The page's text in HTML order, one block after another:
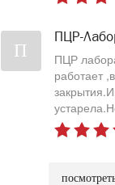
П
ПЦР-
ПЦР
работает